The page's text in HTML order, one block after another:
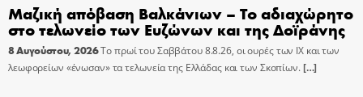
Μαζική απόβαση Βαλκάνιων – Το αδιαχώρητο
στο τελωνείο των Ευζώνων και της Δοϊράνης
8 Αυγούστου, 2026Το πρωί του Σαββάτου 8.8.26, οι ουρές των ΙΧ και των
λεωφορείων «ένωσαν» τα τελωνεία της Ελλάδας και των Σκοπίων.[…]